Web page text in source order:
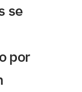
se
por